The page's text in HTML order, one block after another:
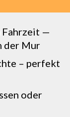
Fahrzeit —
der Mur
– perfekt
oder